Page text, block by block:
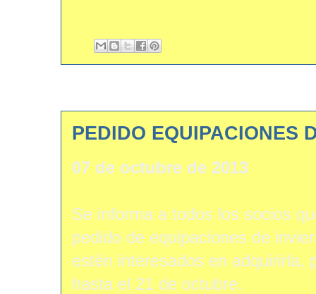
PEDIDO EQUIPACIONES
07 de octubre de 2013
Se informa a todos los socios
pedido de equipaciones de
estén interesados en adquirirla,
hasta el 21 de octubre.